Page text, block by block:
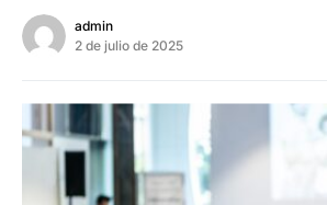
admin
2 de julio de 2025